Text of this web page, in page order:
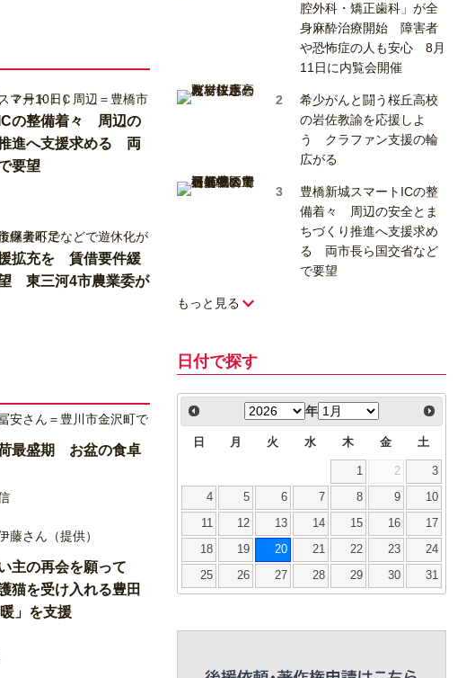
の整備着々 周辺の
進へ支援求める 両
要望
拡充を 賃借要件緩
東三河4市農業委が
最盛期 お盆の食卓
主の再会を願って
猫を受け入れる豊田
」を支援
腔外科・矯正歯科」が全
身麻酔治療開始 障害者
や恐怖症の人も安心 8月
11日に内覧会開催
希少がんと闘う桜丘高校
の岩佐教諭を応援しよ
う クラファン支援の輪
広がる
豊橋新城スマートICの整
備着々 周辺の安全とま
ちづくり推進へ支援求め
る 両市長ら国交省など
で要望
もっと見る
日付で探す
年
日 月 火 水 木 金 土
1 2 3
4 5 6 7 8 9 10
11 12 13 14 15 16 17
18 19 20 21 22 23 24
25 26 27 28 29 30 31